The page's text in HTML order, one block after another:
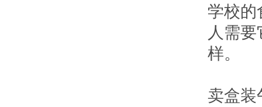
学校的
人需
样。
卖盒装